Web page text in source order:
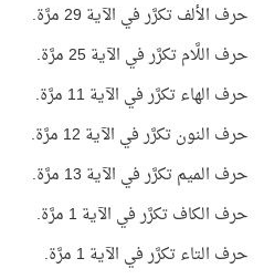
حرف الألف تكرَّر في الآية 29 مرَّة.
حرف اللَّام تكرَّر في الآية 25 مرَّة.
حرف الهاء تكرَّر في الآية 11 مرَّة.
حرف النون تكرَّر في الآية 12 مرَّة.
حرف الميم تكرَّر في الآية 13 مرَّة.
حرف الكاف تكرَّر في الآية 1 مرَّة.
حرف التاء تكرَّر في الآية 1 مرَّة.